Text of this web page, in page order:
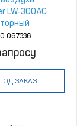
LW‑300AC
ЗАКАЗ